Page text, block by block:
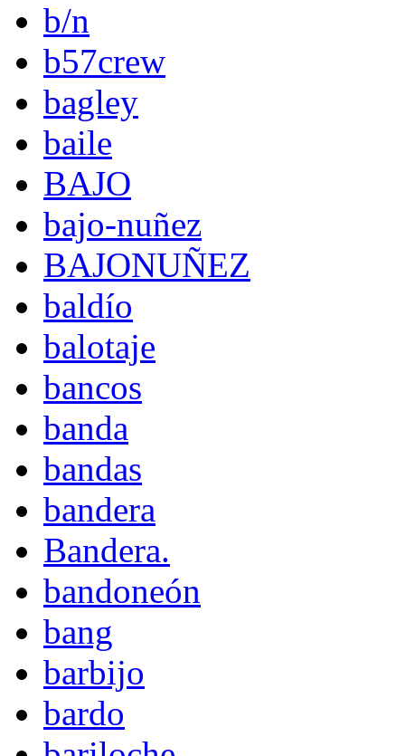
b/n
b57crew
bagley
baile
BAJO
bajo-nuñez
BAJONUÑEZ
baldío
balotaje
bancos
banda
bandas
bandera
Bandera.
bandoneón
bang
barbijo
bardo